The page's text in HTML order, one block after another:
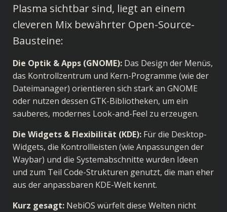
Plasma sichtbar sind, liegt an einem
cleveren Mix bewährter Open-Source-
Bausteine:
Die Optik & Apps (GNOME): Das Design der Menüs,
das Kontrollzentrum und Kern-Programme (wie der
Dateimanager) orientieren sich stark an GNOME
oder nutzen dessen GTK-Bibliotheken, um ein
sauberes, modernes Look-and-Feel zu erzeugen.
Die Widgets & Flexibilität (KDE): Für die Desktop-
Widgets, die Kontrollleisten (wie Anpassungen der
Waybar) und die Systemabschnitte wurden Ideen
und zum Teil Code-Strukturen genutzt, die man eher
aus der anpassbaren KDE-Welt kennt.
Kurz gesagt: NebiOS würfelt diese Welten nicht